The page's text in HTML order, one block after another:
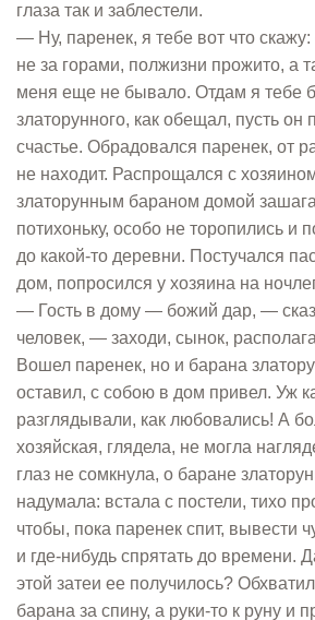
глаза так и заблестели.
— Ну, паренек, я тебе вот что
не за горами, полжизни прожито, а
меня еще не бывало. Отдам я тебе
златорунного, как обещал, пусть он
счастье. Обрадовался паренек, от
не находит. Распрощался с
златорунным бараном домой
потихоньку, особо не торопились и
до какой-то деревни. Постучался
дом, попросился у хозяина на
— Гость в дому — божий дар, —
человек, — заходи, сынок,
Вошел паренек, но и барана
оставил, с собою в дом привел. Уж
разглядывали, как любовались! А
хозяйская, глядела, не могла
глаз не сомкнула, о баране
надумала: встала с постели, тихо
чтобы, пока паренек спит, вывести
и где-нибудь спрятать до времени.
этой затеи ее получилось?
барана за спину, а руки-то к руну и